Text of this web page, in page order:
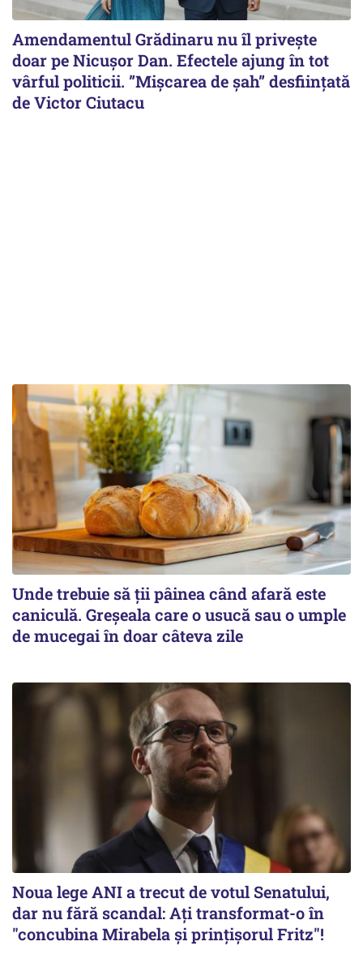
Amendamentul Grădinaru nu îl privește
doar pe Nicușor Dan. Efectele ajung în tot
vârful politicii. ”Mișcarea de șah” desființată
de Victor Ciutacu
Unde trebuie să ții pâinea când afară este
caniculă. Greșeala care o usucă sau o umple
de mucegai în doar câteva zile
Noua lege ANI a trecut de votul Senatului,
dar nu fără scandal: Ați transformat-o în
"concubina Mirabela şi prinţişorul Fritz"!